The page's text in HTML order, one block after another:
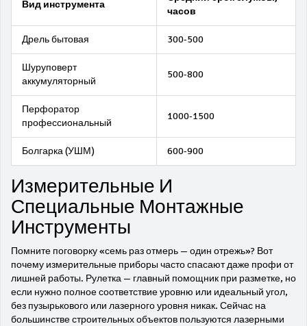
Вид инструмента
часов
Дрель бытовая 300-500
Шуруповерт
аккумуляторный
500-800
Перфоратор
профессиональный
1000-1500
Болгарка (УШМ) 600-900
Измерительные И
Специальные Монтажные
Инструменты
Помните поговорку «семь раз отмерь — один отрежь»? Вот
почему измерительные приборы часто спасают даже профи от
лишней работы. Рулетка — главный помощник при разметке, но
если нужно полное соответствие уровню или идеальный угол,
без пузырькового или лазерного уровня никак. Сейчас на
большинстве строительных объектов пользуются лазерными